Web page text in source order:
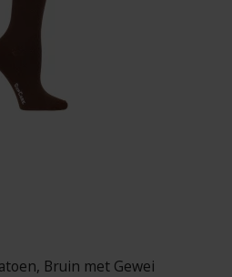
Bruin met Gewei